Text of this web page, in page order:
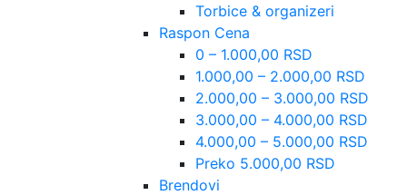
Torbice & organizeri
Raspon Cena
0 – 1.000,00 RSD
1.000,00 – 2.000,00 RSD
2.000,00 – 3.000,00 RSD
3.000,00 – 4.000,00 RSD
4.000,00 – 5.000,00 RSD
Preko 5.000,00 RSD
Brendovi